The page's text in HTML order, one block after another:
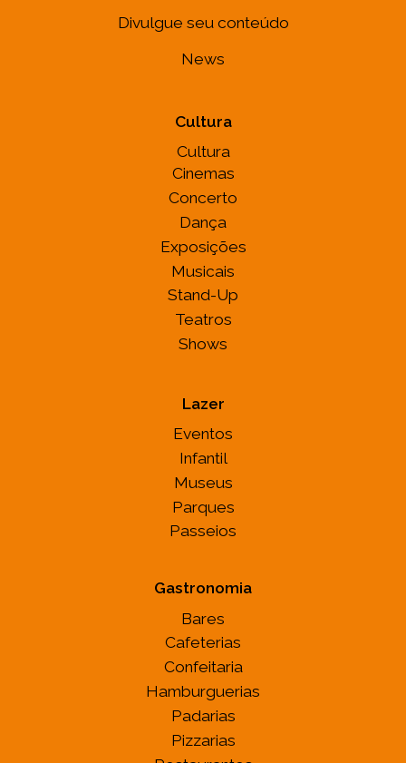
Divulgue seu conteúdo
News
Cultura
Cultura
Cinemas
Concerto
Dança
Exposições
Musicais
Stand-Up
Teatros
Shows
Lazer
Eventos
Infantil
Museus
Parques
Passeios
Gastronomia
Bares
Cafeterias
Confeitaria
Hamburguerias
Padarias
Pizzarias